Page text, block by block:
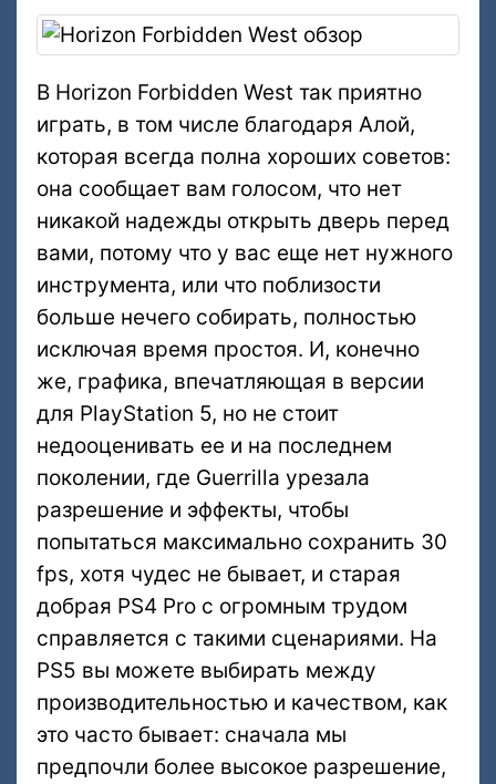
В Horizon Forbidden West так приятно
играть, в том числе благодаря Алой,
которая всегда полна хороших советов:
она сообщает вам голосом, что нет
никакой надежды открыть дверь перед
вами, потому что у вас еще нет нужного
инструмента, или что поблизости
больше нечего собирать, полностью
исключая время простоя. И, конечно
же, графика, впечатляющая в версии
для PlayStation 5, но не стоит
недооценивать ее и на последнем
поколении, где Guerrilla урезала
разрешение и эффекты, чтобы
попытаться максимально сохранить 30
fps, хотя чудес не бывает, и старая
добрая PS4 Pro с огромным трудом
справляется с такими сценариями. На
PS5 вы можете выбирать между
производительностью и качеством, как
это часто бывает: сначала мы
предпочли более высокое разрешение,